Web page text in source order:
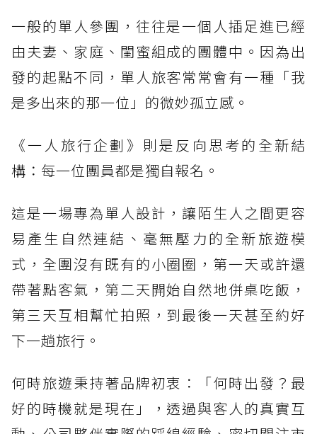
一般的單人參團，往往是一個人插足進已經
由夫妻、家庭、閨蜜組成的團體中。因為出
發的起點不同，單人旅客常常會有一種「我
是多出來的那一位」的微妙孤立感。
《一人旅行企劃》則是反向思考的全新結
構：每一位團員都是獨自報名。
這是一場專為單人設計，讓陌生人之間更容
易產生自然連結、毫無壓力的全新旅遊模
式，全團沒有既有的小圈圈，第一天或許還
帶著點客氣，第二天開始自然地併桌吃飯，
第三天互相幫忙拍照，到最後一天甚至約好
下一趟旅行。
何時旅遊秉持著品牌初衷：「何時出發？最
好的時機就是現在」，透過與客人的真實互